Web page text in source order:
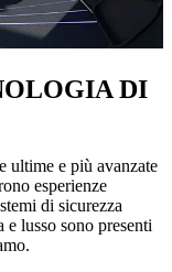
DI
ultime e più avanzate
esperienze
di sicurezza
lusso sono presenti